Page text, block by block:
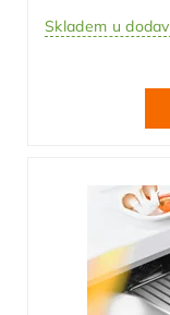
Skladem u